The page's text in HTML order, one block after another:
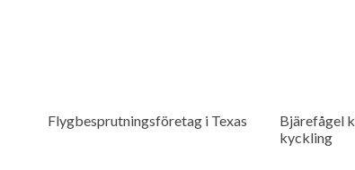
Flygbesprutningsföretag i Texas
Bjärefågel
kyckling